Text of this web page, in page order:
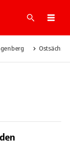
Suche